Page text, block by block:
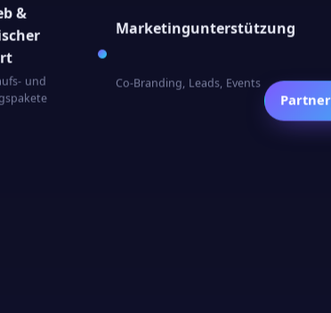
&
und
Marketingunterstützung
Co-Branding, Leads, Events